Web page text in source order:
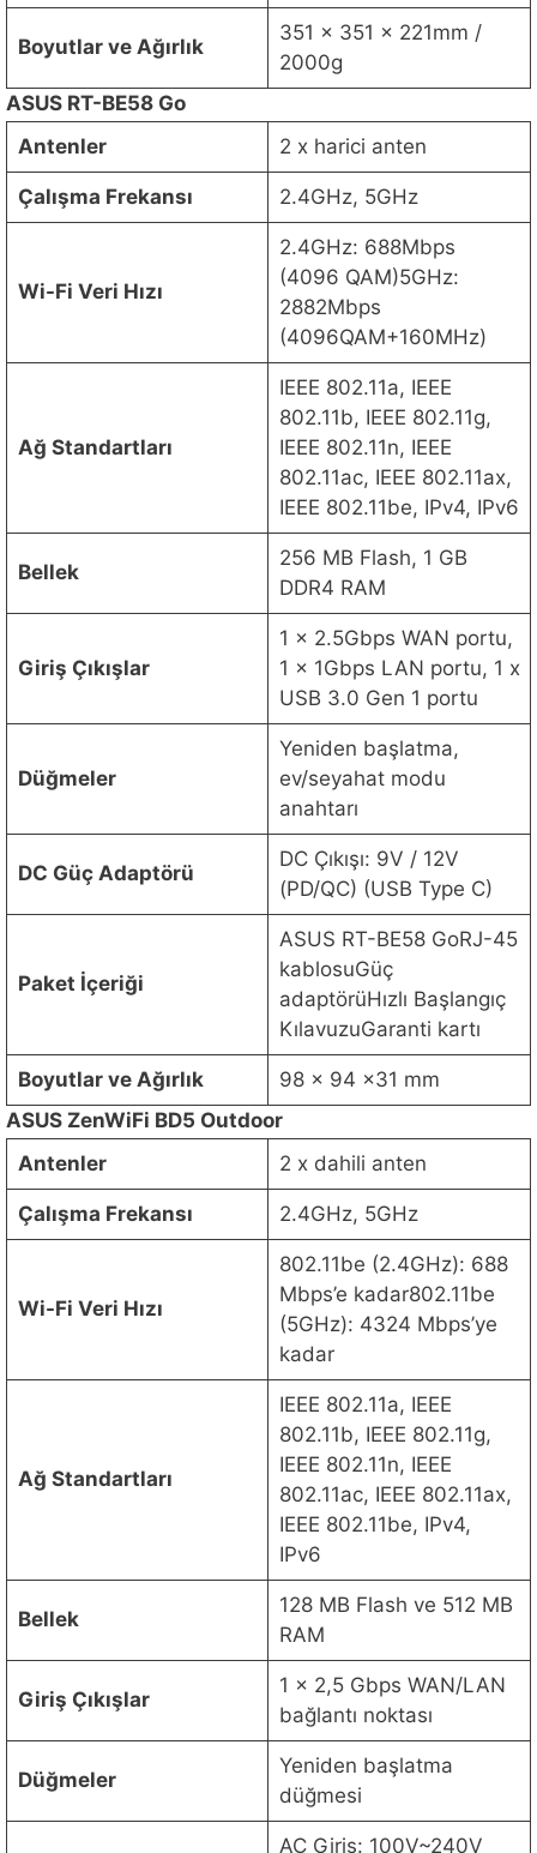
Boyutlar ve Ağırlık
351 x 351 x 221mm /
2000g
ASUS RT-BE58 Go
Antenler
2 x harici anten
Çalışma Frekansı 2.4GHz, 5GHz
Wi-Fi Veri Hızı
2.4GHz: 688Mbps
(4096 QAM)5GHz:
2882Mbps
(4096QAM+160MHz)
Ağ Standartları
IEEE 802.11a, IEEE
802.11b, IEEE 802.11g,
IEEE 802.11n, IEEE
802.11ac, IEEE 802.11ax,
IEEE 802.11be, IPv4, IPv6
Bellek
256 MB Flash, 1 GB
DDR4 RAM
Giriş Çıkışlar
1 x 2.5Gbps WAN portu,
1 x 1Gbps LAN portu, 1 x
USB 3.0 Gen 1 portu
Düğmeler
Yeniden başlatma,
ev/seyahat modu
anahtarı
DC Güç Adaptörü
DC Çıkışı: 9V / 12V
(PD/QC) (USB Type C)
Paket İçeriği
ASUS RT-BE58 GoRJ-45
kablosuGüç
adaptörüHızlı Başlangıç
KılavuzuGaranti kartı
Boyutlar ve Ağırlık
98 x 94 x31 mm
ASUS ZenWiFi BD5 Outdoor
Antenler
2 x dahili anten
Çalışma Frekansı 2.4GHz, 5GHz
Wi-Fi Veri Hızı
802.11be (2.4GHz): 688
Mbps’e kadar802.11be
(5GHz): 4324 Mbps’ye
kadar
Ağ Standartları
IEEE 802.11a, IEEE
802.11b, IEEE 802.11g,
IEEE 802.11n, IEEE
802.11ac, IEEE 802.11ax,
IEEE 802.11be, IPv4,
IPv6
Bellek
128 MB Flash ve 512 MB
RAM
Giriş Çıkışlar
1 x 2,5 Gbps WAN/LAN
bağlantı noktası
Düğmeler
Yeniden başlatma
düğmesi
AC Giriş: 100V~240V